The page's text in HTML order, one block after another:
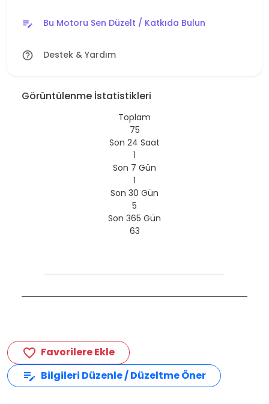
edit_note Bu Motoru Sen Düzelt / Katkıda Bulun
help_outline Destek & Yardım
Görüntülenme İstatistikleri
Toplam
75
Son 24 Saat
1
Son 7 Gün
1
Son 30 Gün
5
Son 365 Gün
63
favorite_border Favorilere Ekle
edit_note Bilgileri Düzenle / Düzeltme Öner